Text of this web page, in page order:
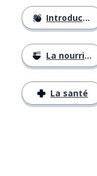
Introductions
La nourriture
La santé